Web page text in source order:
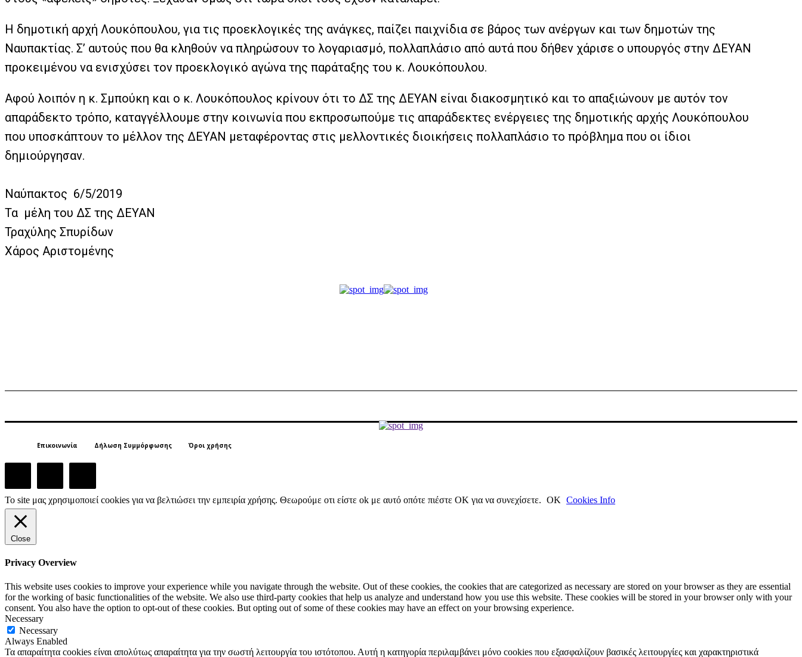
Η δημοτική αρχή Λουκόπουλου, για τις προεκλογικές της ανάγκες, παίζει παιχνίδια σε βάρος των ανέργων και των δημοτών της
Ναυπακτίας. Σ’ αυτούς που θα κληθούν να πληρώσουν το λογαριασμό, πολλαπλάσιο από αυτά που δήθεν χάρισε ο υπουργός στην ΔΕΥΑΝ
προκειμένου να ενισχύσει τον προεκλογικό αγώνα της παράταξης του κ. Λουκόπουλου.
Αφού λοιπόν η κ. Σμπούκη και ο κ. Λουκόπουλος κρίνουν ότι το ΔΣ της ΔΕΥΑΝ είναι διακοσμητικό και το απαξιώνουν με αυτόν τον
απαράδεκτο τρόπο, καταγγέλλουμε στην κοινωνία που εκπροσωπούμε τις απαράδεκτες ενέργειες της δημοτικής αρχής Λουκόπουλου
που υποσκάπτουν το μέλλον της ΔΕΥΑΝ μεταφέροντας στις μελλοντικές διοικήσεις πολλαπλάσιο το πρόβλημα που οι ίδιοι
δημιούργησαν.
Ναύπακτος 6/5/2019
Τα μέλη του ΔΣ της ΔΕΥΑΝ
Τραχύλης Σπυρίδων
Χάρος Αριστομένης
Επικοινωνία Δήλωση Συμμόρφωσης Όροι χρήσης
Το site μας χρησιμοποιεί cookies για να βελτιώσει την εμπειρία χρήσης. Θεωρούμε οτι είστε ok με αυτό οπότε πιέστε ΟΚ για να συνεχίσετε. ΟΚ Cookies Info
Close
Privacy Overview
This website uses cookies to improve your experience while you navigate through the website. Out of these cookies, the cookies that are categorized as necessary are stored on your browser as they are essential
for the working of basic functionalities of the website. We also use third-party cookies that help us analyze and understand how you use this website. These cookies will be stored in your browser only with your
consent. You also have the option to opt-out of these cookies. But opting out of some of these cookies may have an effect on your browsing experience.
Necessary
Necessary
Always Enabled
Τα απαραίτητα cookies είναι απολύτως απαραίτητα για την σωστή λειτουργία του ιστότοπου. Αυτή η κατηγορία περιλαμβάνει μόνο cookies που εξασφαλίζουν βασικές λειτουργίες και χαρακτηριστικά